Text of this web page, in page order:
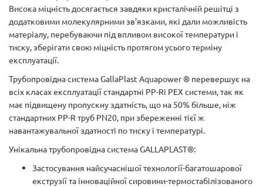
Висока міцність досягається завдяки кристалічній решітці з
додатковими молекулярними зв'язками, які дали можливість
матеріалу, перебуваючи під впливом високої температури і
тиску, зберігати свою міцність протягом усього терміну
експлуатації.
Трубопровідна система GallaPlast Aquapower ® перевершує на
всіх класах експлуатації стандартні PP-Rі PEX системи, так як
має підвищену пропускну здатність, що на 50% більше, ніж
стандартних PP-R труб PN20, при збереженні тієї ж
навантажувальної здатності по тиску і температурі.
Унікальна трубопровідна система GALLAPLAST®:
Застосування найсучаснішої технології-багатошарової
екструзії та інноваційної сировини-термостабілізованого